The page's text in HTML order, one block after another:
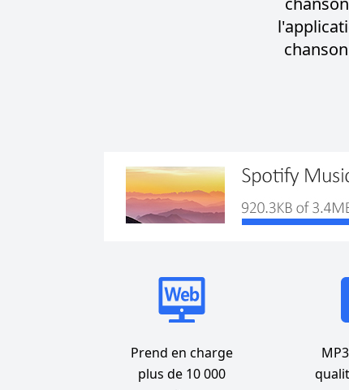
Prend en charge
plus de 10 000